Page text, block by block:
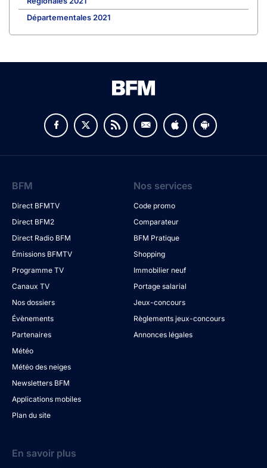
Départementales 2021
BFM
Direct BFMTV
Direct BFM2
Direct Radio BFM
Émissions BFMTV
Programme TV
Canaux TV
Nos dossiers
Évènements
Partenaires
Météo
Météo des neiges
Newsletters BFM
Applications mobiles
Plan du site
Nos services
Code promo
Comparateur
BFM Pratique
Shopping
Immobilier neuf
Portage salarial
Jeux-concours
Règlements jeux-concours
Annonces légales
En savoir plus